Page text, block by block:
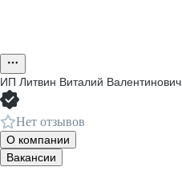
ИП Литвин Виталий Валентинович
Нет отзывов
О компании
Вакансии